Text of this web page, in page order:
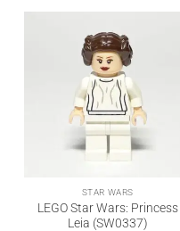
STAR WARS
LEGO Star Wars: Princess
Leia (SW0337)